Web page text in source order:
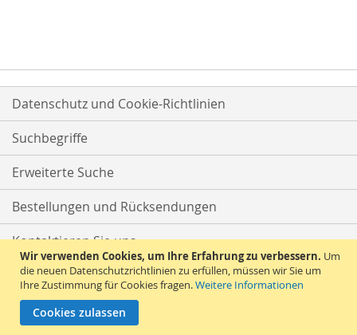
Wir verwenden Cookies, um Ihre Erfahrung zu verbessern. Um
die neuen Datenschutzrichtlinien zu erfüllen, müssen wir Sie um
Ihre Zustimmung für Cookies fragen.Weitere Informationen
Cookies zulassen
Datenschutz und Cookie-Richtlinien
Suchbegriffe
Erweiterte Suche
Bestellungen und Rücksendungen
Kontaktieren Sie uns
© 2026 Versandhandel Bigo-Ta